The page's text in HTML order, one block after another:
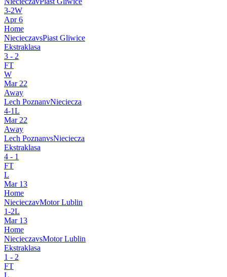
3-2W
Apr 6
Home
NiecieczavsPiast Gliwice
Ekstraklasa
3 - 2
FT
W
Mar 22
Away
Lech PoznanvNieciecza
4-1L
Mar 22
Away
Lech PoznanvsNieciecza
Ekstraklasa
4 - 1
FT
L
Mar 13
Home
NiecieczavMotor Lublin
1-2L
Mar 13
Home
NiecieczavsMotor Lublin
Ekstraklasa
1 - 2
FT
L